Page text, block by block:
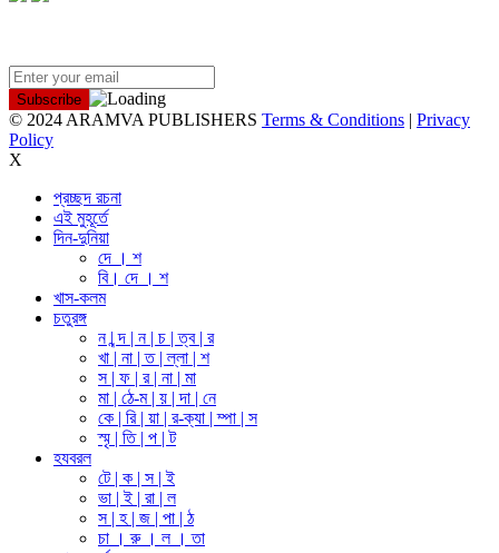
© 2024 ARAMVA PUBLISHERS Terms & Conditions | Privacy
Policy
X
প্রচ্ছদ রচনা
এই মুহূর্তে
দিন-দুনিয়া
দে । শ
বি। দে । শ
খাস-কলম
চতুরঙ্গ
ন | ন্দ | ন | চ | ত্ব | র
খা | না | ত | ল্লা | শ
স | ফ | র | না | মা
মা | ঠে-ম | য় | দা | নে
কে | রি | য়া | র-ক্যা | ম্পা | স
স্মৃ | তি | প | ট
হযবরল
টে | ক | স | ই
ভা | ই | রা | ল
স | হ | জ | পা | ঠ
চা । রু । ল । তা